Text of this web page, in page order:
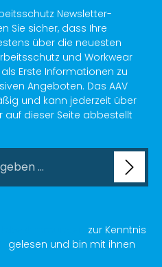
Newsletter-
Sie sicher, dass Ihre
über die neuesten
und Workwear
Erste Informationen zu
Angeboten. Das AAV
und kann jederzeit über
auf dieser Seite abbestellt
zur Kenntnis
gelesen und bin mit ihnen